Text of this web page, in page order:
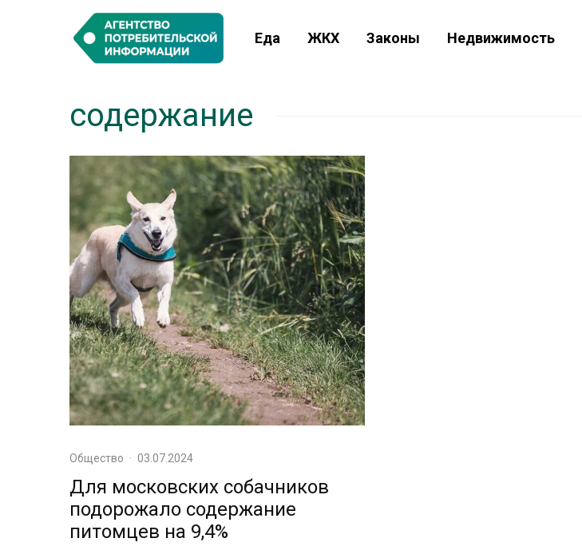
Еда ЖКХ Законы Недвижимость
содержание
Общество · 03.07.2024
Для московских собачников
подорожало содержание
питомцев на 9,4%